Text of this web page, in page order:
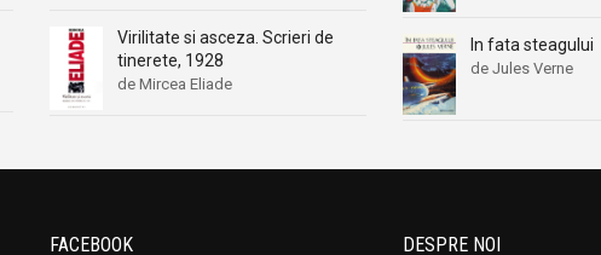
Virilitate si asceza. Scrieri de
tinerete, 1928
de Mircea Eliade
In fata steagului
de Jules Verne
FACEBOOK DESPRE NOI